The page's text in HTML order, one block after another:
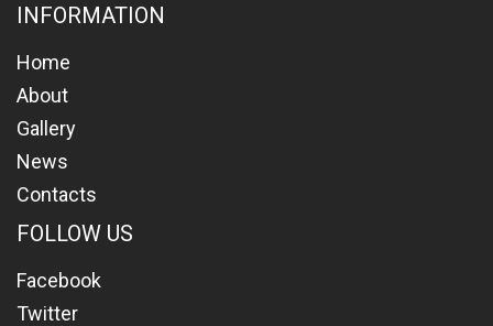
INFORMATION
Home
About
Gallery
News
Contacts
FOLLOW US
Facebook
Twitter